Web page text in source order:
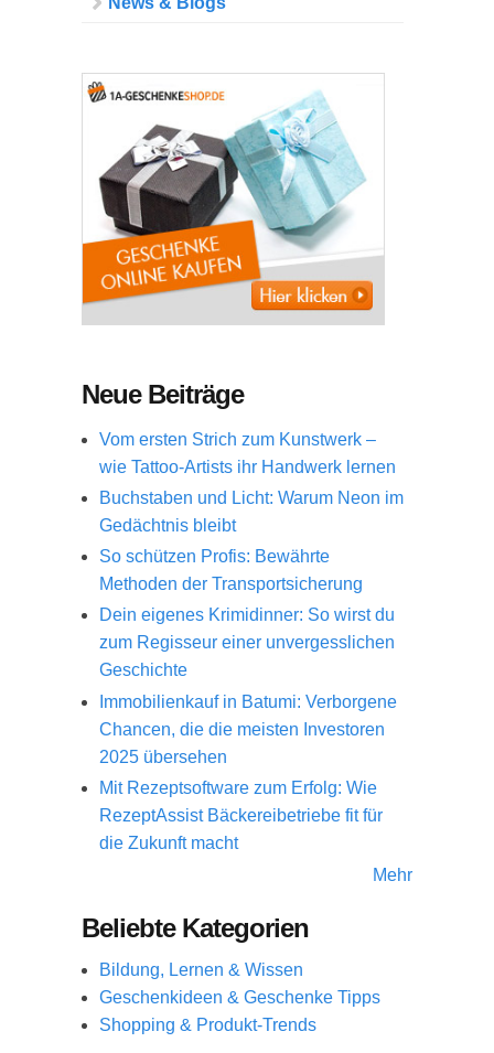
Neue Beiträge
Vom ersten Strich zum Kunstwerk –
wie Tattoo-Artists ihr Handwerk lernen
Buchstaben und Licht: Warum Neon im
Gedächtnis bleibt
So schützen Profis: Bewährte
Methoden der Transportsicherung
Dein eigenes Krimidinner: So wirst du
zum Regisseur einer unvergesslichen
Geschichte
Immobilienkauf in Batumi: Verborgene
Chancen, die die meisten Investoren
2025 übersehen
Mit Rezeptsoftware zum Erfolg: Wie
RezeptAssist Bäckereibetriebe fit für
die Zukunft macht
Mehr
Beliebte Kategorien
Bildung, Lernen & Wissen
Geschenkideen & Geschenke Tipps
Shopping & Produkt-Trends